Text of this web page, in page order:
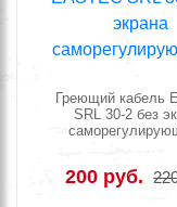
Греющий кабель
SRL 30-2 без
200 руб.